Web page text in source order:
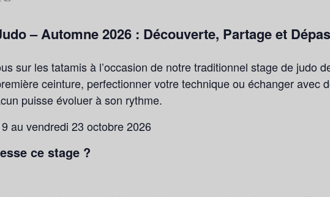
– Automne 2026 : Découverte, Partage et
sur les tatamis à l’occasion de notre traditionnel stage de judo
ceinture, perfectionner votre technique ou échanger avec
puisse évoluer à son rythme.
au vendredi 23 octobre 2026
ce stage ?